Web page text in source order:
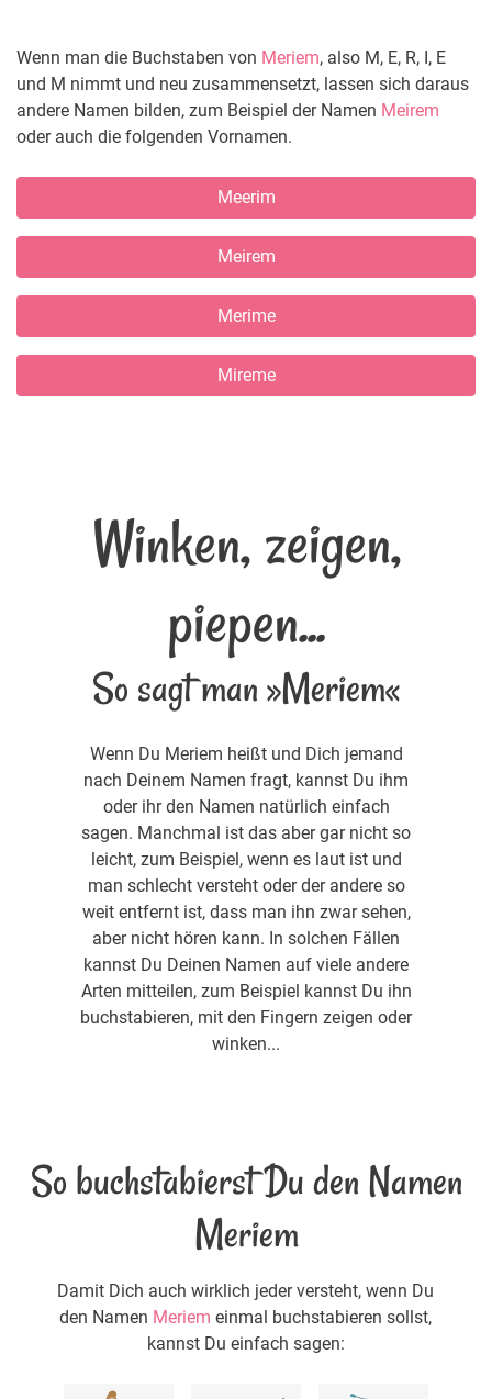
Wenn man die Buchstaben von Meriem, also M, E, R, I, E
und M nimmt und neu zusammensetzt, lassen sich daraus
andere Namen bilden, zum Beispiel der Namen Meirem
oder auch die folgenden Vornamen.
Meerim
Meirem
Merime
Mireme
Winken, zeigen,
piepen...
So sagt man »Meriem«
Wenn Du Meriem heißt und Dich jemand
nach Deinem Namen fragt, kannst Du ihm
oder ihr den Namen natürlich einfach
sagen. Manchmal ist das aber gar nicht so
leicht, zum Beispiel, wenn es laut ist und
man schlecht versteht oder der andere so
weit entfernt ist, dass man ihn zwar sehen,
aber nicht hören kann. In solchen Fällen
kannst Du Deinen Namen auf viele andere
Arten mitteilen, zum Beispiel kannst Du ihn
buchstabieren, mit den Fingern zeigen oder
winken...
So buchstabierst Du den Namen
Meriem
Damit Dich auch wirklich jeder versteht, wenn Du
den Namen Meriem einmal buchstabieren sollst,
kannst Du einfach sagen: